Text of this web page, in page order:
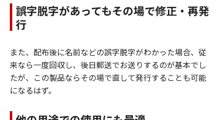
誤字脱字があってもその場で修正・再発
行
また、配布後に名前などの誤字脱字がわかった場合、従
来なら一度回収し、後日郵送でお送りするのが基本でし
たが、この製品ならその場で直して発行することも可能
になるはず。